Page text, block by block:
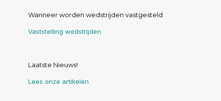
Wanneer worden wedstrijden vastgesteld
Vaststelling wedstrijden
Laatste Nieuws!
Lees onze artikelen